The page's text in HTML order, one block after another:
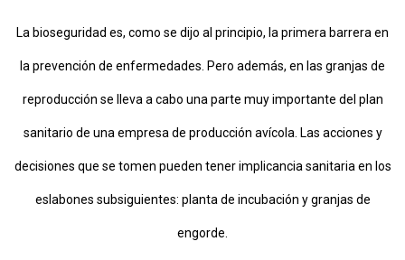
La bioseguridad es, como se dijo al principio, la primera barrera en
la prevención de enfermedades. Pero además, en las granjas de
reproducción se lleva a cabo una parte muy importante del plan
sanitario de una empresa de producción avícola. Las acciones y
decisiones que se tomen pueden tener implicancia sanitaria en los
eslabones subsiguientes: planta de incubación y granjas de
engorde.